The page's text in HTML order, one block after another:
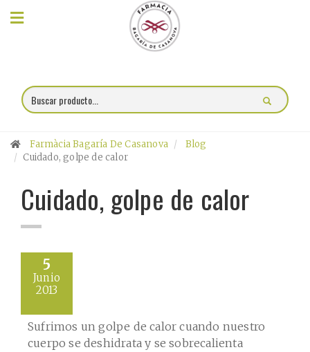
×
online
Farmacia
Blog
Charlas
Promociones
Encargo
fórmulas
Farmàcia Bagaría De Casanova
Blog
Cuidado, golpe de calor
Cuidado, golpe de calor
5
Junio
2013
Sufrimos un golpe de calor cuando nuestro
cuerpo se deshidrata y se sobrecalienta